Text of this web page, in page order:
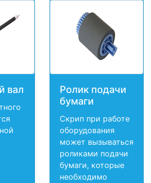
вал
Ролик подачи
бумаги
Скрип при работе
оборудования
может вызываться
роликами подачи
бумаги, которые
необходимо